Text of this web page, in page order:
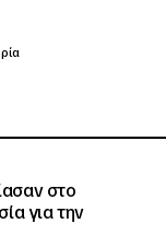
στο
για την